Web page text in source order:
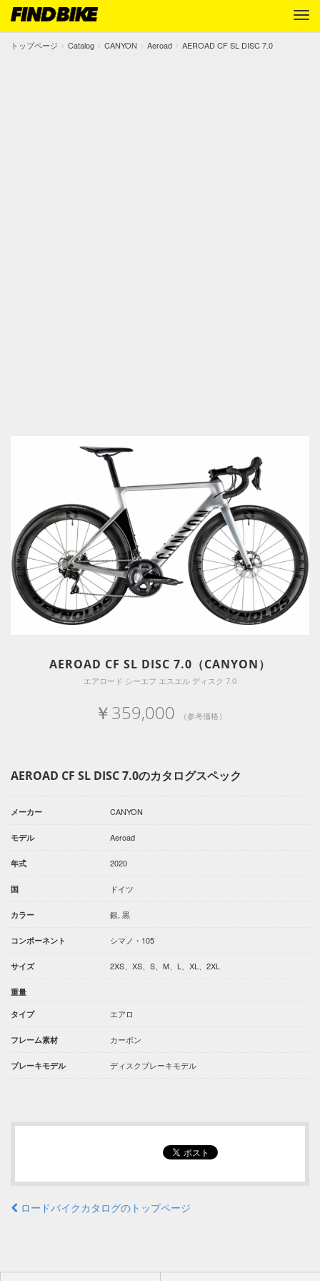
トップページ Catalog CANYON Aeroad AEROAD CF SL DISC 7.0
AEROAD CF SL DISC 7.0（CANYON）
エアロード シーエフ エスエル ディスク 7.0
￥359,000 （参考価格）
AEROAD CF SL DISC 7.0のカタログスペック
メーカー CANYON
モデル Aeroad
年式 2020
国 ドイツ
カラー 銀, 黒
コンポーネント シマノ・105
サイズ 2XS、XS、S、M、L、XL、2XL
重量
タイプ エアロ
フレーム素材 カーボン
ブレーキモデル ディスクブレーキモデル
ロードバイクカタログのトップページ